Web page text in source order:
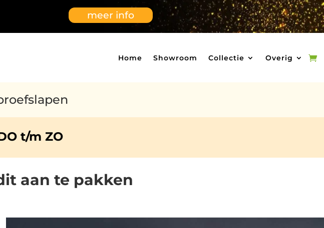
meer info
Home Showroom Collectie Overig
t/m ZO
aan te pakken